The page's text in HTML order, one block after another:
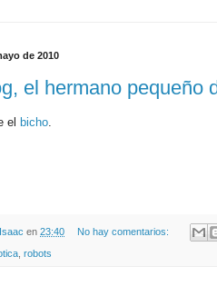
de 2010
el hermano pequeño
el bicho
Isaac en 23:40 No hay comentarios:
robots